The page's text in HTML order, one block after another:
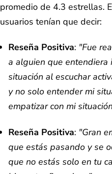
promedio de 4.3 estrellas.
usuarios tenían que decir:
Reseña Positiva: "Fue
a alguien que entendiera
situación al escuchar
y no solo entender mi
empatizar con mi
Reseña Positiva: "Gran
que estás pasando y se
que no estás solo en tu